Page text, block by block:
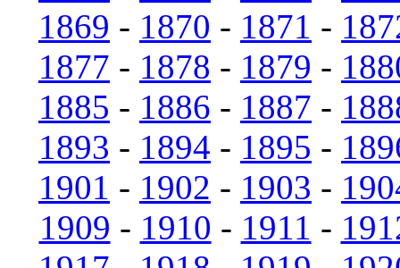
1869 - 1870 - 1871 -
1877 - 1878 - 1879 -
1885 - 1886 - 1887 -
1893 - 1894 - 1895 -
1901 - 1902 - 1903 -
1909 - 1910 - 1911 -